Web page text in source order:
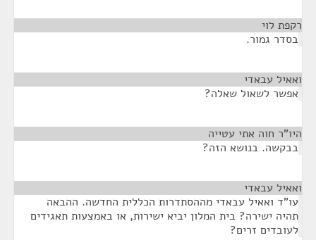
רקפת לוי
בסדר גמור.
ואאיל עבאדי
אפשר לשאול שאלה?
היו"ר חוה אתי עטייה
בבקשה. בנושא הזה?
ואאיל עבאדי
עו"ד ואאיל עבאדי מההסתדרות הכללית החדשה. ההבאה
תהיה ישירה? בית המלון יביא ישירות, או באמצעות תאגידים
לעובדים זרים?